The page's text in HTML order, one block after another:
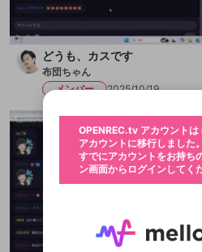
どうも、カスです
布団ちゃん
メンバー
2025/10/19
ブレイクタ
ライブ配信中に休憩するとき
を表示することができます。
アプリで快適に
OPENREC.tv アカウントは
アカウントに移行しました。
すでにアカウントをお持ち
新規登
メールアドレス
または
新規登
@
OPENREC.tvアカウントは
カウントに統合しました。
こちらからOPENREC.tvで
ログイ
メールアドレス
または
ログイ
OPENREC.tv アカウント
アカウントに移行しました。
すでにアカウントをお持ち
ン画面からログインしてく
登録したメールアドレスを入
入力していただい
スに、パスワード
パーソナルデ
年
生年月は登録後に変更できませ
認証コー
セッションの有効
不適切なユーザー
すか？
問題を選択してくださ
わいせつな表現
サブスク
詳しくはこちら
限定コミュニテ
Discordアカウントを